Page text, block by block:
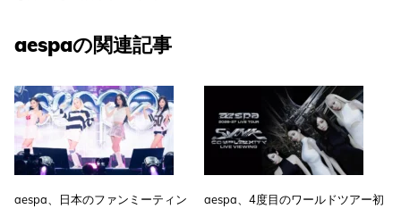
aespaの関連記事
aespa、日本のファンミーティン
aespa、4度目のワールドツアー初